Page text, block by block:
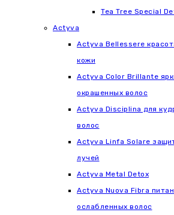
Tea Tree Special
Actyva
Actyva Bellessere
кожи
Actyva Color Brillante
окрашенных волос
Actyva Disciplina для
волос
Actyva Linfa Solare
лучей
Actyva Metal Detox
Actyva Nuova Fibra
ослабленных волос